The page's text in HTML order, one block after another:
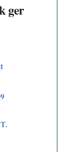
ger
T.